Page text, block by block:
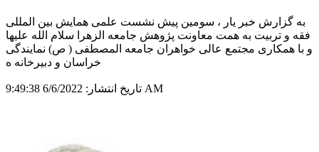
به گزارش خبر یار ، سومین پیش نشست علمی همایش بین المللی
فقه و تربیت به همت معاونت پژوهش جامعه الزهرا سلام الله علیها
و با همکاری مجتمع عالی خواهران جامعه المصطفی ( ص) نمایندگی
خراسان و دبیرخانه ه
تاریخ انتشار: 6/6/2022 9:49:38 AM